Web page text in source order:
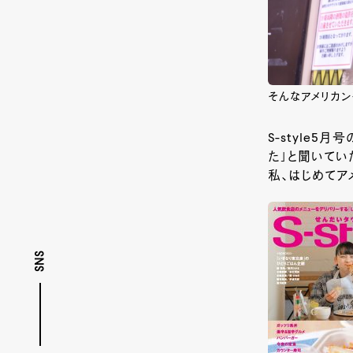
SNS
そんなアメリカ
S-style5月号の
た」と聞いて
私、はじめて